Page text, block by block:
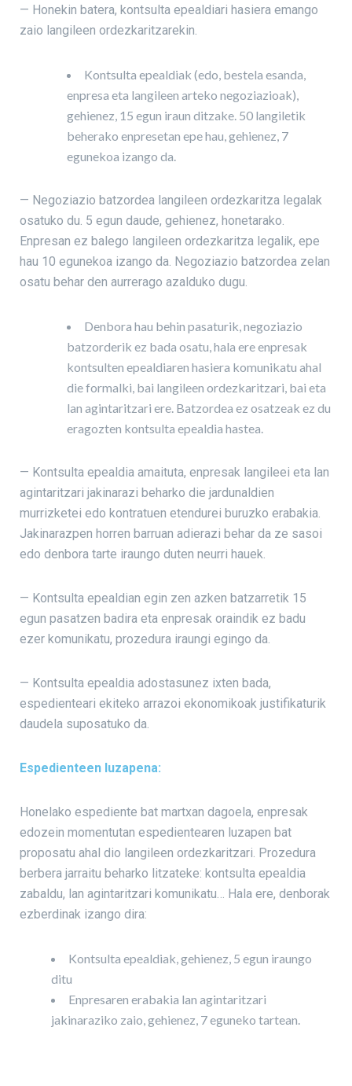
— Honekin batera, kontsulta epealdiari hasiera emango
zaio langileen ordezkaritzarekin.
Kontsulta epealdiak (edo, bestela esanda,
enpresa eta langileen arteko negoziazioak),
gehienez, 15 egun iraun ditzake. 50 langiletik
beherako enpresetan epe hau, gehienez, 7
egunekoa izango da.
— Negoziazio batzordea langileen ordezkaritza legalak
osatuko du. 5 egun daude, gehienez, honetarako.
Enpresan ez balego langileen ordezkaritza legalik, epe
hau 10 egunekoa izango da. Negoziazio batzordea zelan
osatu behar den aurrerago azalduko dugu.
Denbora hau behin pasaturik, negoziazio
batzorderik ez bada osatu, hala ere enpresak
kontsulten epealdiaren hasiera komunikatu ahal
die formalki, bai langileen ordezkaritzari, bai eta
lan agintaritzari ere. Batzordea ez osatzeak ez du
eragozten kontsulta epealdia hastea.
— Kontsulta epealdia amaituta, enpresak langileei eta lan
agintaritzari jakinarazi beharko die jardunaldien
murrizketei edo kontratuen etendurei buruzko erabakia.
Jakinarazpen horren barruan adierazi behar da ze sasoi
edo denbora tarte iraungo duten neurri hauek.
— Kontsulta epealdian egin zen azken batzarretik 15
egun pasatzen badira eta enpresak oraindik ez badu
ezer komunikatu, prozedura iraungi egingo da.
— Kontsulta epealdia adostasunez ixten bada,
espedienteari ekiteko arrazoi ekonomikoak justifikaturik
daudela suposatuko da.
Espedienteen luzapena:
Honelako espediente bat martxan dagoela, enpresak
edozein momentutan espedientearen luzapen bat
proposatu ahal dio langileen ordezkaritzari. Prozedura
berbera jarraitu beharko litzateke: kontsulta epealdia
zabaldu, lan agintaritzari komunikatu… Hala ere, denborak
ezberdinak izango dira:
Kontsulta epealdiak, gehienez, 5 egun iraungo
ditu
Enpresaren erabakia lan agintaritzari
jakinaraziko zaio, gehienez, 7 eguneko tartean.